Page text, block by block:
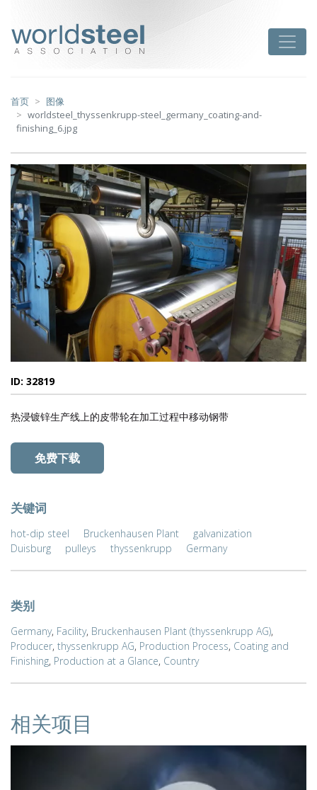
首页
图像
worldsteel_thyssenkrupp-steel_germany_coating-and-
finishing_6.jpg
ID: 32819
热浸镀锌生产线上的皮带轮在加工过程中移动钢带
免费下载
关键词
hot-dip steel Bruckenhausen Plant
galvanization
Duisburg
pulleys thyssenkrupp Germany
类别
Germany, Facility, Bruckenhausen Plant (thyssenkrupp AG),
Producer, thyssenkrupp AG, Production Process, Coating and
Finishing, Production at a Glance, Country
相关项目